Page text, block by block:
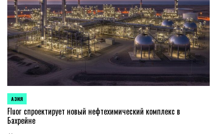
ОПУБЛИКОВАНО
В
АЗИЯ
Fluor спроектирует новый нефтехимический комплекс в
Бахрейне